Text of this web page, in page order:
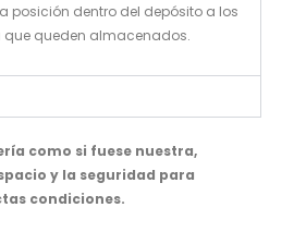
posición dentro del depósito a los
queden almacenados.
como si fuese nuestra,
y la seguridad para
condiciones.